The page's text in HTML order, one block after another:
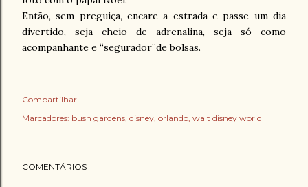
Então, sem preguiça, encare a estrada e passe um dia
divertido, seja cheio de adrenalina, seja só como
acompanhante e “segurador”de bolsas.
Compartilhar
Marcadores: bush gardens disney orlando walt disney world
COMENTÁRIOS